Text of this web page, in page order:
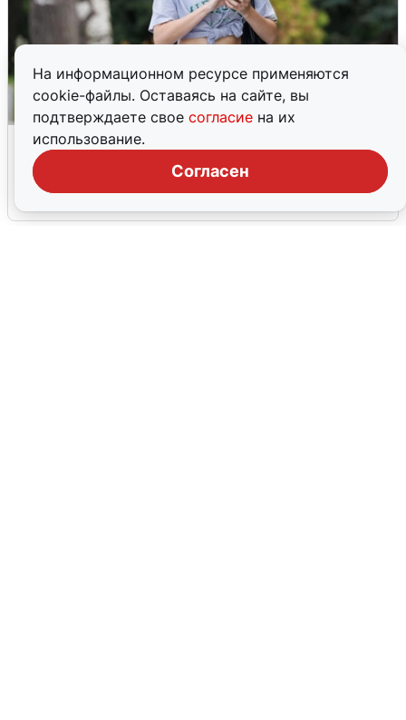
На информационном ресурсе применяются
cookie-файлы. Оставаясь на сайте, вы
подтверждаете свое согласие на их
использование.
Согласен
Волгоградцы остались без
мобильного интернета
6 августа 0